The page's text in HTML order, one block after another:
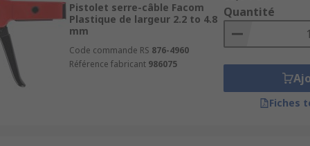
dès aujourd’hui
pistolets de serrage, pinces serre-câbles et outils de
d’une livraison express 24–48h, d’un stock
Pistolet serre-câble Facom
Plastique de largeur 2.2 to 4.8
mm
Code commande RS 876-4960
Référence fabricant 986075
Quantité
Fiches